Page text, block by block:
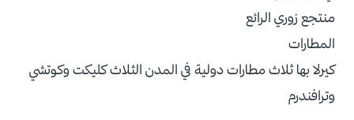
منتجع زوري الرائع
المطارات
كيرلا بها ثلاث مطارات دولية في المدن الثلاث كليكت وكوتشي
وترافندرم